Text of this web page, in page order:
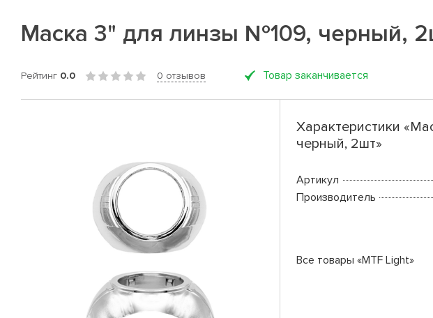
Маска 3" для линзы №109, черный,
Рейтинг 0.0 0 отзывов Товар заканчивается
Характеристики
черный, 2шт»
Артикул
Производитель
Все товары «MTF Light»